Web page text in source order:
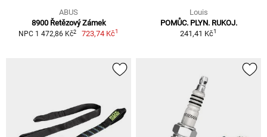
ABUS
8900 Řetězový Zámek
NPC 1 472,86 Kč2 723,74 Kč1
Louis
POMŮC. PLYN. RUKOJ.
241,41 Kč1